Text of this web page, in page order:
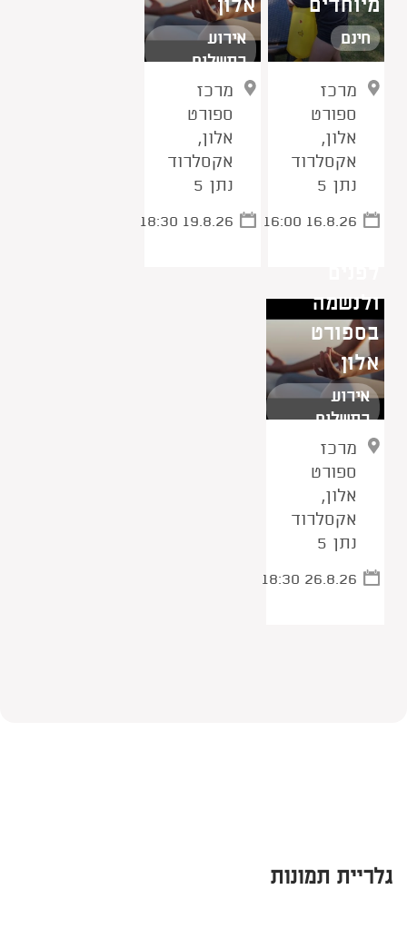
מיוחדים
חינם
מרכז
ספורט
אלון,
אקסלרוד
נתן 5
16:00 16.8.26
אלון
אירוע
בתשלום
מרכז
ספורט
אלון,
אקסלרוד
נתן 5
18:30 19.8.26
ולנשמה
בספורט
אלון
אירוע
בתשלום
מרכז
ספורט
אלון,
אקסלרוד
נתן 5
18:30 26.8.26
גלריית תמונות